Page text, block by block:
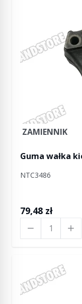
ZAMIENNIK
Guma wałka
NTC3486
79,48 zł